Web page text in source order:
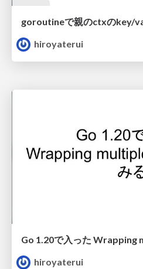
goroutineで親のctxのkey/
hiroyaterui
hiroyaterui